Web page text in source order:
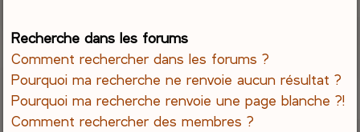
Recherche dans les forums
Comment rechercher dans les forums ?
Pourquoi ma recherche ne renvoie aucun résultat ?
Pourquoi ma recherche renvoie une page blanche ?!
Comment rechercher des membres ?